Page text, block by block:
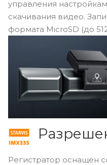
управления
скачивания видео.
формата MicroSD (до
Регистратор оснащен